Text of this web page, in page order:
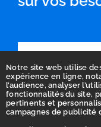
Notre site web utilise
expérience en ligne,
l’audience, analyser
fonctionnalités du site,
pertinents et
campagnes de publicité